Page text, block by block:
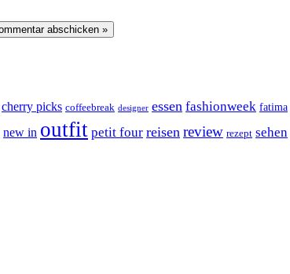
cherry picks coffeebreak designer essen fashionweek fatima
new in outfit petit four reisen review rezept sehen